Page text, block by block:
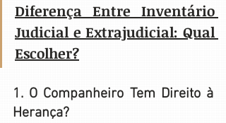
Diferença Entre Inventário
Judicial e Extrajudicial: Qual
Escolher?
1. O Companheiro Tem Direito à
Herança?